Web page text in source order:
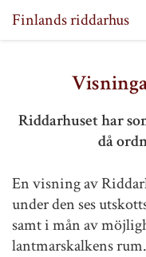
Finlands riddarhus
Riddarhuset har
då
En visning av
under den ses
samt i mån av
lantmarskalkens rum.